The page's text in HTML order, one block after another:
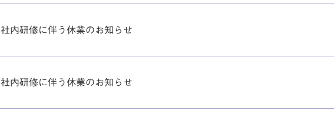
社内研修に伴う休業のお知らせ
社内研修に伴う休業のお知らせ